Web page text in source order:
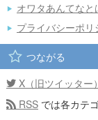
オワタあんてなと
プライバシーポリ
つながる
X（旧ツイッター）
RSS では各カテ